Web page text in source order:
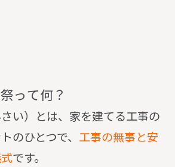
祭って何？
い）とは、家を建てる工事の
のひとつで、 工事の無事と安
です。